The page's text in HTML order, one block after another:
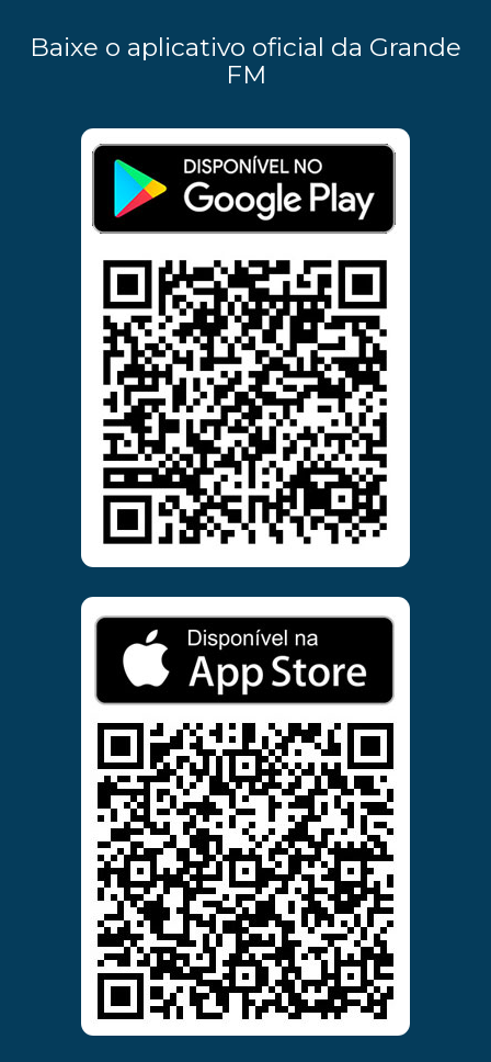
Baixe o aplicativo oficial da Grande
FM